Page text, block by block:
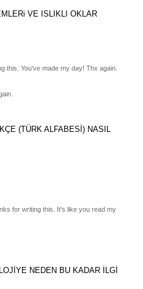
VE ISLIKLI OKLAR
this. You've made my day! Thx again.
(TÜRK ALFABESİ) NASIL
for writing this. It's like you read my
NEDEN BU KADAR İLGİ